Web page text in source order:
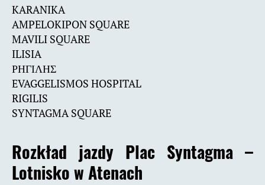
KARANIKA
AMPELOKIPON SQUARE
MAVILI SQUARE
ILISIA
ΡΗΓΙΛΗΣ
EVAGGELISMOS HOSPITAL
RIGILIS
SYNTAGMA SQUARE
Rozkład jazdy Plac Syntagma –
Lotnisko w Atenach